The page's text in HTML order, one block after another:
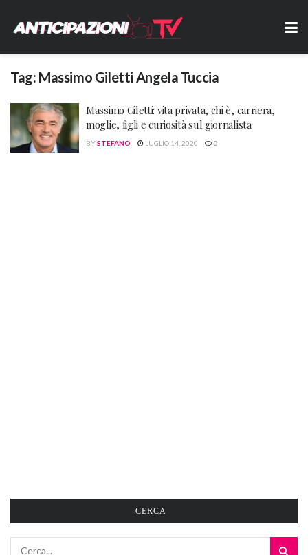
Tag: Massimo Giletti Angela Tuccia
Massimo Giletti: vita privata, chi è, carriera,
moglie, figli e curiosità sul giornalista
BYSTEFANO LUGLIO 14, 2020 0
CERCA